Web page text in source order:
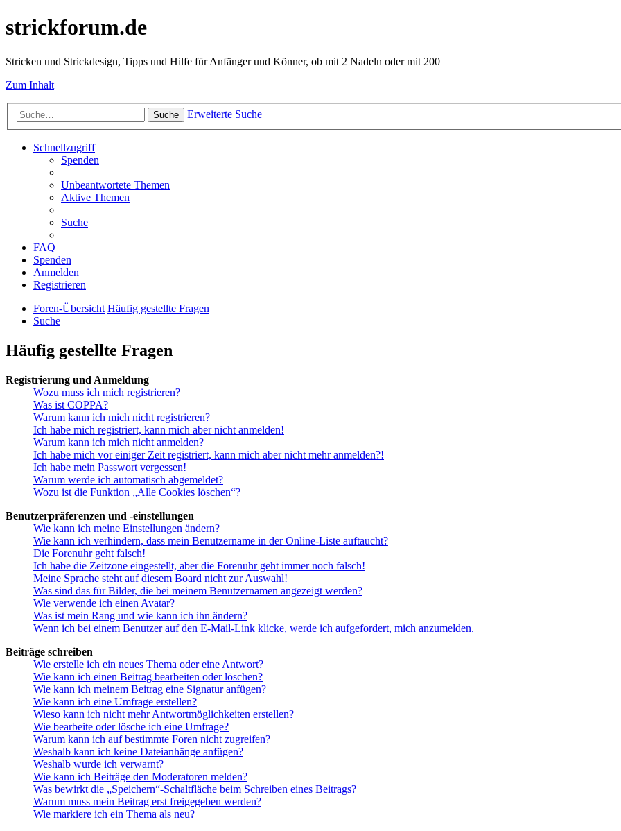
strickforum.de
Stricken und Strickdesign, Tipps und Hilfe für Anfänger und Könner, ob mit 2 Nadeln oder mit 200
Zum Inhalt
Suche Erweiterte Suche
Schnellzugriff
Spenden
Unbeantwortete Themen
Aktive Themen
Suche
FAQ
Spenden
Anmelden
Registrieren
Foren-Übersicht Häufig gestellte Fragen
Suche
Häufig gestellte Fragen
Registrierung und Anmeldung
Wozu muss ich mich registrieren?
Was ist COPPA?
Warum kann ich mich nicht registrieren?
Ich habe mich registriert, kann mich aber nicht anmelden!
Warum kann ich mich nicht anmelden?
Ich habe mich vor einiger Zeit registriert, kann mich aber nicht mehr anmelden?!
Ich habe mein Passwort vergessen!
Warum werde ich automatisch abgemeldet?
Wozu ist die Funktion „Alle Cookies löschen“?
Benutzerpräferenzen und -einstellungen
Wie kann ich meine Einstellungen ändern?
Wie kann ich verhindern, dass mein Benutzername in der Online-Liste auftaucht?
Die Forenuhr geht falsch!
Ich habe die Zeitzone eingestellt, aber die Forenuhr geht immer noch falsch!
Meine Sprache steht auf diesem Board nicht zur Auswahl!
Was sind das für Bilder, die bei meinem Benutzernamen angezeigt werden?
Wie verwende ich einen Avatar?
Was ist mein Rang und wie kann ich ihn ändern?
Wenn ich bei einem Benutzer auf den E-Mail-Link klicke, werde ich aufgefordert, mich anzumelden.
Beiträge schreiben
Wie erstelle ich ein neues Thema oder eine Antwort?
Wie kann ich einen Beitrag bearbeiten oder löschen?
Wie kann ich meinem Beitrag eine Signatur anfügen?
Wie kann ich eine Umfrage erstellen?
Wieso kann ich nicht mehr Antwortmöglichkeiten erstellen?
Wie bearbeite oder lösche ich eine Umfrage?
Warum kann ich auf bestimmte Foren nicht zugreifen?
Weshalb kann ich keine Dateianhänge anfügen?
Weshalb wurde ich verwarnt?
Wie kann ich Beiträge den Moderatoren melden?
Was bewirkt die „Speichern“-Schaltfläche beim Schreiben eines Beitrags?
Warum muss mein Beitrag erst freigegeben werden?
Wie markiere ich ein Thema als neu?